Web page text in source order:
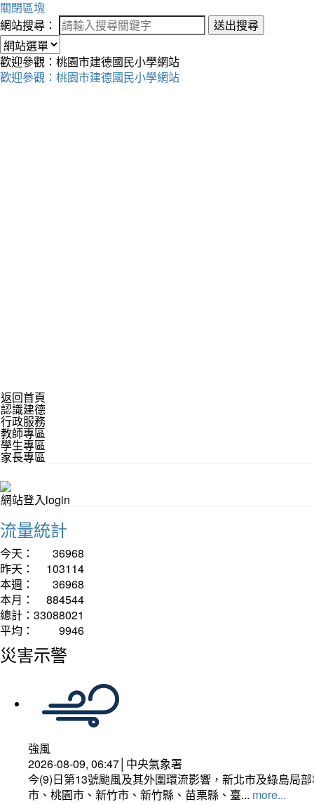
關閉區塊
網站搜尋：
送出搜尋
歡迎參觀：桃園市建德國民小學網站
歡迎參觀：桃園市建德國民小學網站
返回首頁
認識建德
行政服務
教師專區
學生專區
家長專區
網站登入login
流量統計
今天：
36968
昨天：
103114
本週：
36968
本月：
884544
總計： 33088021
平均：
9946
災害示警
強風
2026-08-09, 06:47│中央氣象署
今(9)日第13號颱風及其外圍環流影響，新北市及綠島局
市、桃園市、新竹市、新竹縣、苗栗縣、臺... more...